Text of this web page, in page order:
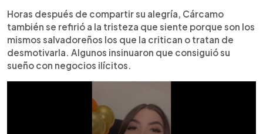
Horas después de compartir su alegría, Cárcamo
también se refirió a la tristeza que siente porque son los
mismos salvadoreños los que la critican o tratan de
desmotivarla. Algunos insinuaron que consiguió su
sueño con negocios ilícitos.